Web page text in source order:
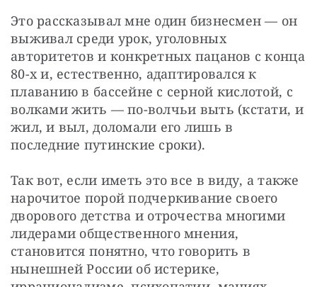
Это рассказывал мне один бизнесмен — он
выживал среди урок, уголовных
авторитетов и конкретных пацанов с конца
80-х и, естественно, адаптировался к
плаванию в бассейне с серной кислотой, с
волками жить — по-волчьи выть (кстати, и
жил, и выл, доломали его лишь в
последние путинские сроки).
Так вот, если иметь это все в виду, а также
нарочитое порой подчеркивание своего
дворового детства и отрочества многими
лидерами общественного мнения,
становится понятно, что говорить в
нынешней России об истерике,